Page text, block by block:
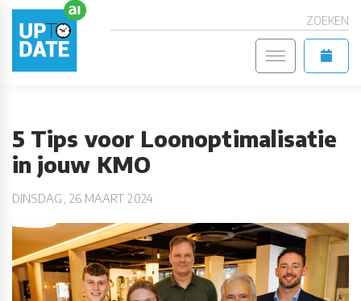
ZOEKEN
5 Tips voor Loonoptimalisatie
in jouw KMO
DINSDAG, 26 MAART 2024